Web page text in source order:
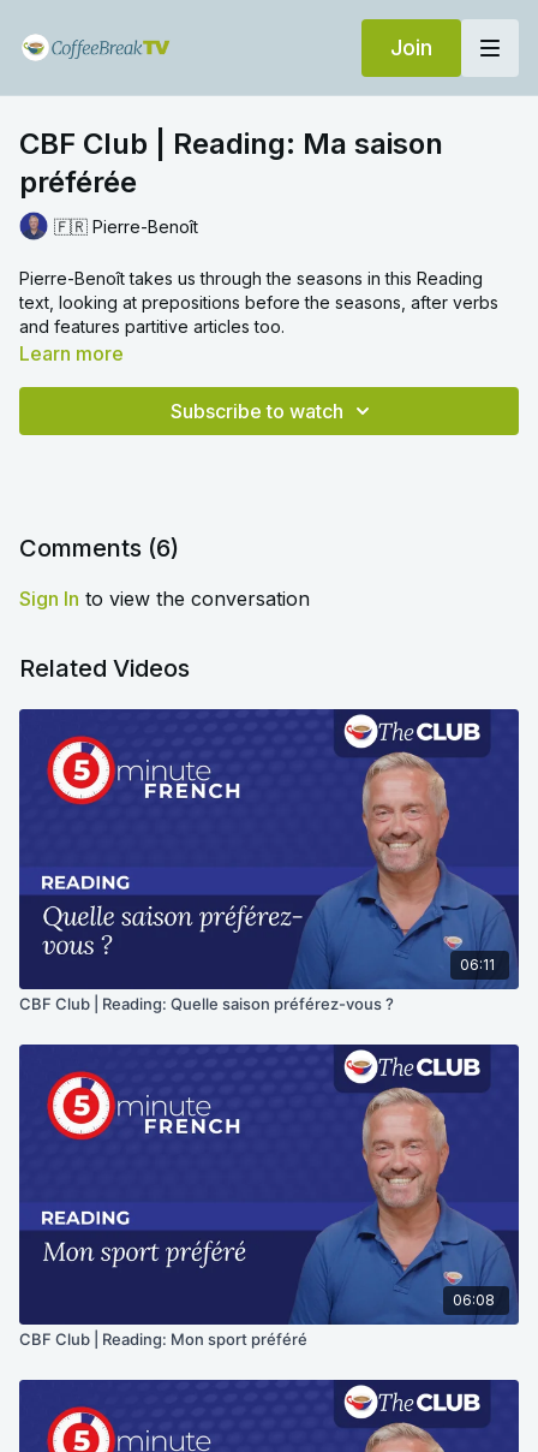
Join
CBF Club | Reading: Ma saison
préférée
🇫🇷 Pierre-Benoît
Pierre-Benoît takes us through the seasons in this Reading
text, looking at prepositions before the seasons, after verbs
and features partitive articles too.
Learn more
Subscribe to watch
Comments (6)
Sign In to view the conversation
Related Videos
06:11
CBF Club | Reading: Quelle saison préférez-vous ?
06:08
CBF Club | Reading: Mon sport préféré